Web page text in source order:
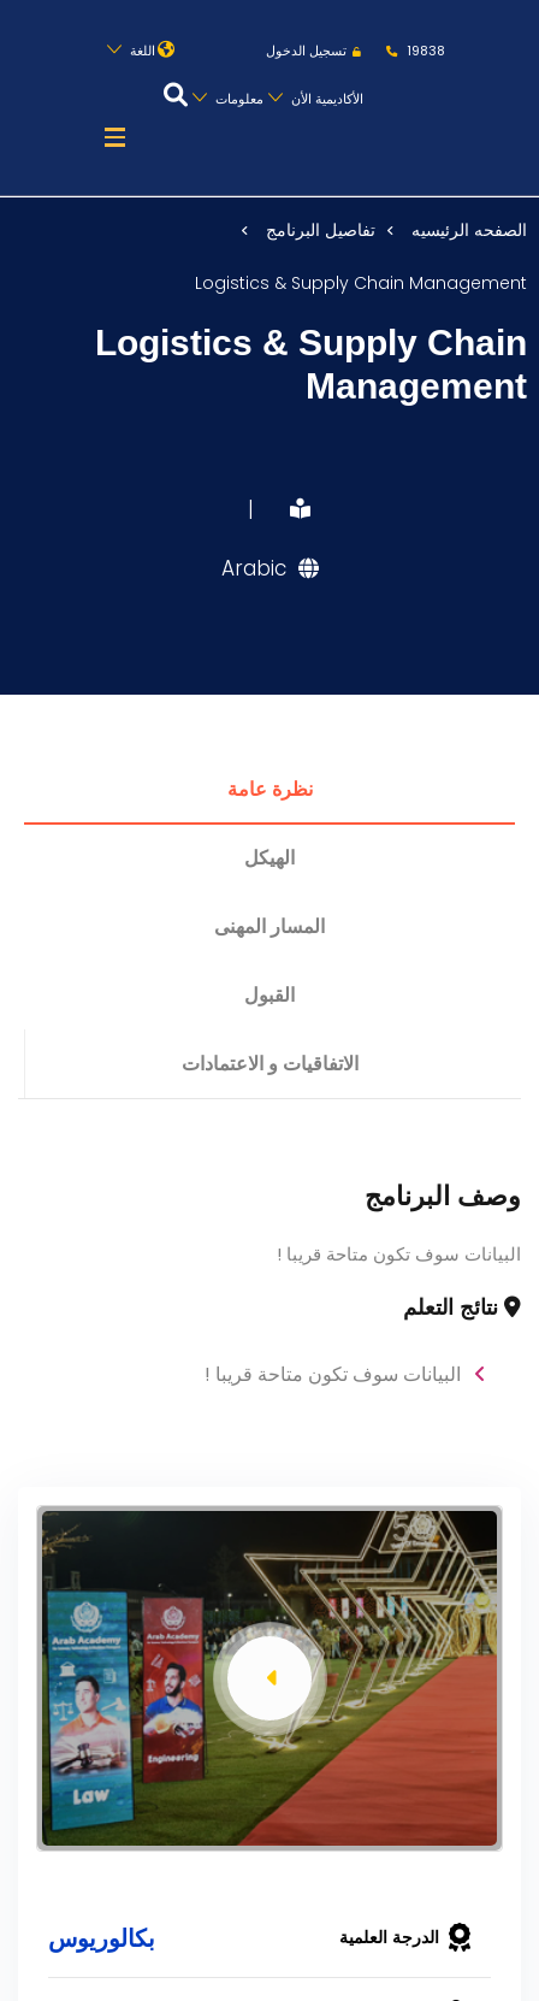
19838 تسجيل الدخول اللغة
الأكاديمية الأن معلومات
عن الأكاديمية
النقل البحري
القبول والتسجيل
الدراسات الأكاديمية
المجمعات
الصفحه الرئيسيه تفاصيل البرنامج
Logistics & Supply Chain Management
Logistics & Supply Chain
Management
Arabic
نظرة عامة
الهيكل
المسار المهنى
القبول
الاتفاقيات و الاعتمادات
وصف البرنامج
البيانات سوف تكون متاحة قريبا !
نتائج التعلم
البيانات سوف تكون متاحة قريبا !
الدرجة العلمية بكالوريوس